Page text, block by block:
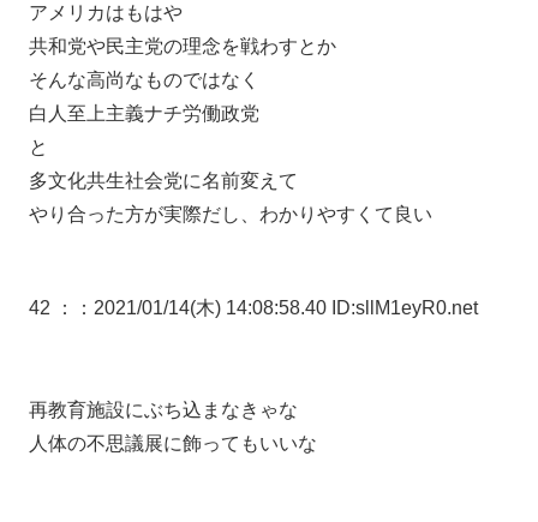
アメリカはもはや
共和党や民主党の理念を戦わすとか
そんな高尚なものではなく
白人至上主義ナチ労働政党
と
多文化共生社会党に名前変えて
やり合った方が実際だし、わかりやすくて良い
42 ： ：2021/01/14(木) 14:08:58.40 ID:sllM1eyR0.net
再教育施設にぶち込まなきゃな
人体の不思議展に飾ってもいいな